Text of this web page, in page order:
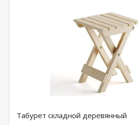
Табурет складной деревянный